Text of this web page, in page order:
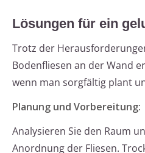
Lösungen für ein
Trotz der
Bodenfliesen an der Wand
wenn man sorgfältig plant
Planung und Vorbereitung:
Analysieren Sie den Raum
Anordnung der Fliesen.